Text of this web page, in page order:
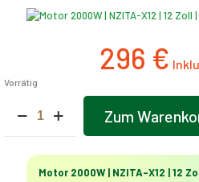
296 €
Vorrätig
2000W
Zum
Alternative:
Motor 2000W | NZITA-X12 | 12